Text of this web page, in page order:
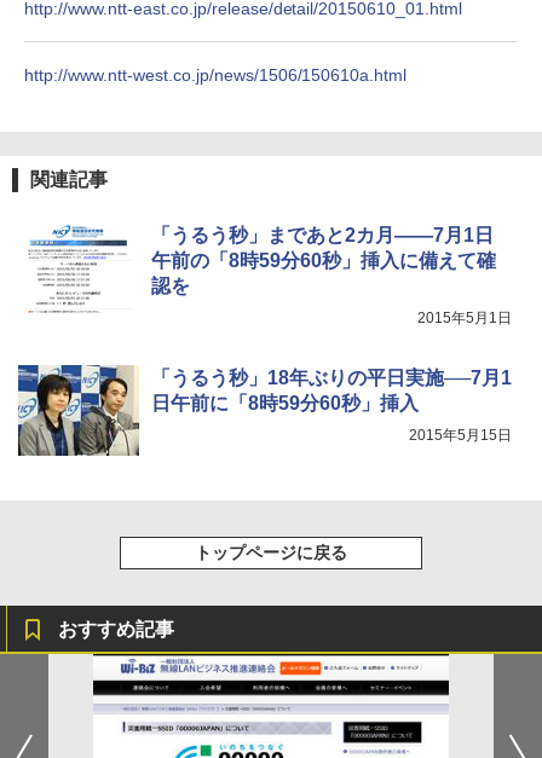
http://www.ntt-east.co.jp/release/detail/20150610_01.html
http://www.ntt-west.co.jp/news/1506/150610a.html
関連記事
「うるう秒」まであと2カ月――7月1日
午前の「8時59分60秒」挿入に備えて確
認を
2015年5月1日
「うるう秒」18年ぶりの平日実施──7月1
日午前に「8時59分60秒」挿入
2015年5月15日
トップページに戻る
おすすめ記事